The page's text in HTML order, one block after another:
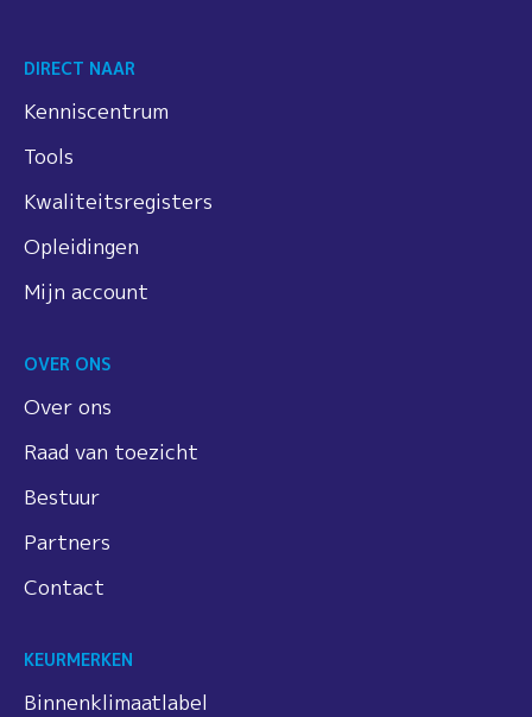
DIRECT NAAR
Kenniscentrum
Tools
Kwaliteitsregisters
Opleidingen
Mijn account
OVER ONS
Over ons
Raad van toezicht
Bestuur
Partners
Contact
KEURMERKEN
Binnenklimaatlabel